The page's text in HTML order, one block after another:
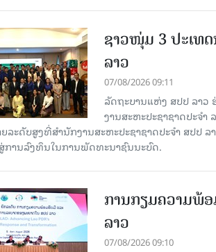
ຊາວໜຸ່ມ 3 ປະເທ
ລາວ
07/08/2026 09:11
ລັດຖະບານແຫ່ງ ສປປ ລາວ
ງານສະຫະປະຊາຊາດປະຈຳ
ລະດັບສູງທີ່ສຳນັກງານສະຫະປະຊາຊາດປະຈຳ ສປປ
ການລົງທຶນໃນການພັດທະນາຊົນນະບົດ.
ການກຽມຄວາມພ້
ລາວ
07/08/2026 09:10